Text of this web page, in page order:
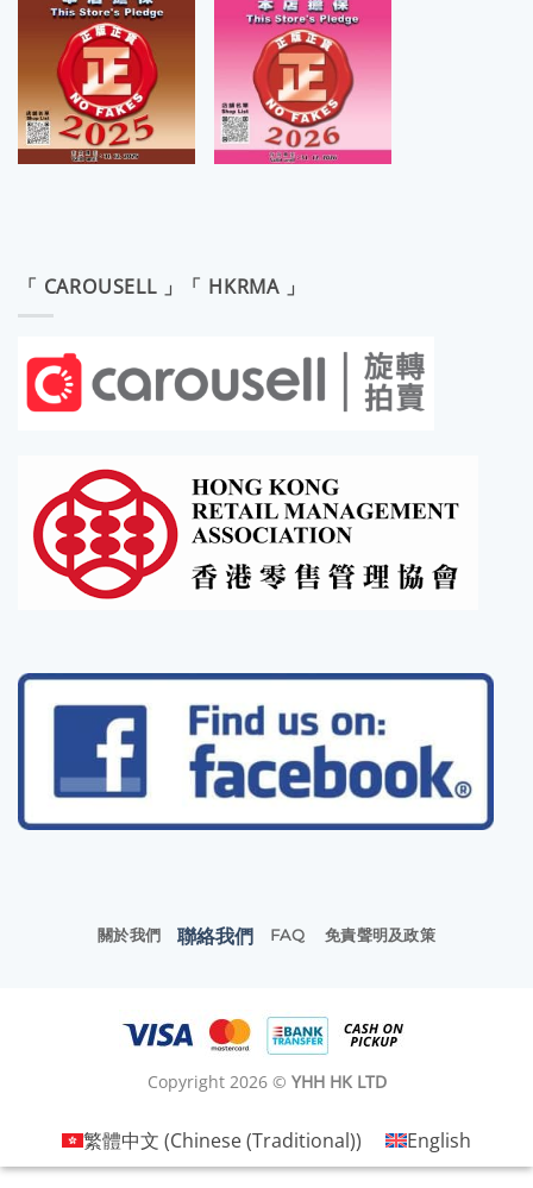
「 CAROUSELL 」「 HKRMA 」
關於我們 聯絡我們 FAQ 免責聲明及政策
Copyright 2026 © YHH HK LTD
繁體中文 (Chinese (Traditional)) English